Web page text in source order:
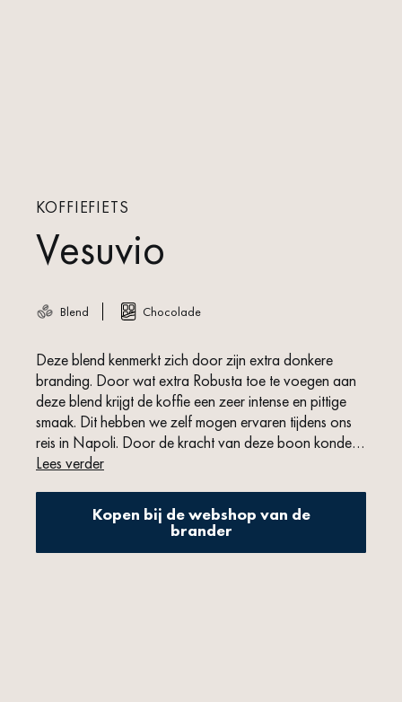
KOFFIEFIETS
Vesuvio
Blend Chocolade
Deze blend kenmerkt zich door zijn extra donkere
branding. Door wat extra Robusta toe te voegen aan
deze blend krijgt de koffie een zeer intense en pittige
smaak. Dit hebben we zelf mogen ervaren tijdens ons
reis in Napoli. Door de kracht van deze boon konden
we niet anders dan hem naar de Vesuvio vernoemen.
Lees verder
Kopen bij de webshop van de
brander